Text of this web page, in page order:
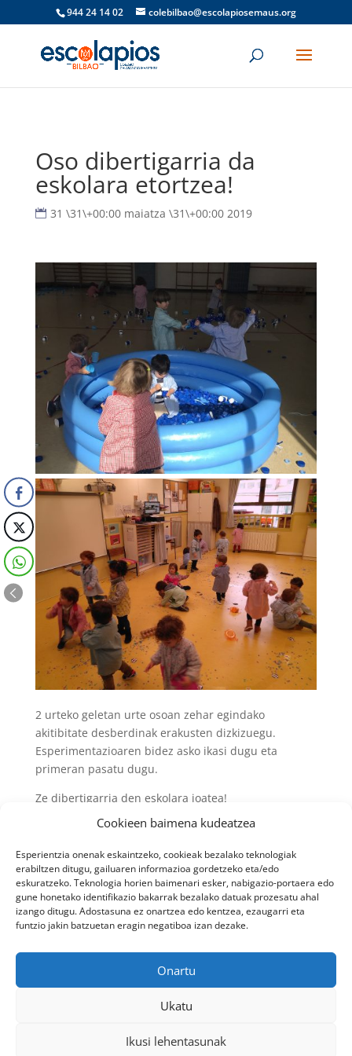
Cookieen baimena kudeatzea
Esperientzia onenak eskaintzeko, cookieak bezalako teknologiak
erabiltzen ditugu, gailuaren informazioa gordetzeko eta/edo
eskuratzeko. Teknologia horien baimenari esker, nabigazio-portaera edo
gune honetako identifikazio bakarrak bezalako datuak prozesatu ahal
izango ditugu. Adostasuna ez onartzea edo kentzea, ezaugarri eta
funtzio jakin batzuetan eragin negatiboa izan dezake.
Onartu
Ukatu
Ikusi lehentasunak
944 24 14 02 colebilbao@escolapiosemaus.org
Oso dibertigarria da
eskolara etortzea!
31 \31\+00:00 maiatza \31\+00:00 2019
2 urteko geletan urte osoan zehar egindako
akitibitate desberdinak erakusten dizkizuegu.
Esperimentazioaren bidez asko ikasi dugu eta
primeran pasatu dugu.
Ze dibertigarria den eskolara joatea!